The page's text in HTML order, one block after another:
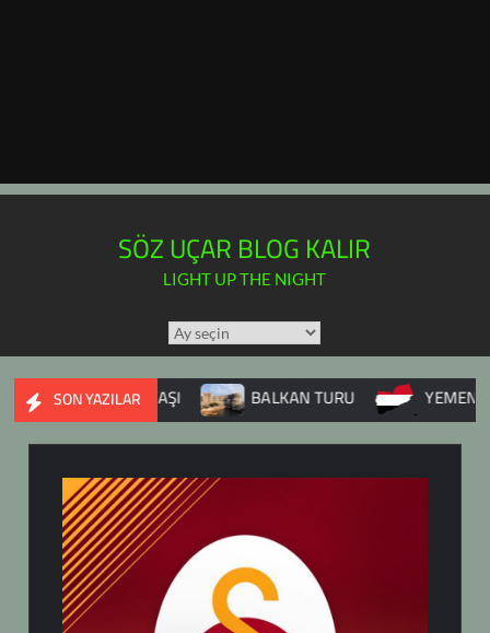
SÖZ UÇAR BLOG KALIR
LIGHT UP THE NIGHT
TÜM
YAZILAR
TAKVİMİ
SON YAZILAR
İÇ SAVAŞI BALKAN TURU YEMEN